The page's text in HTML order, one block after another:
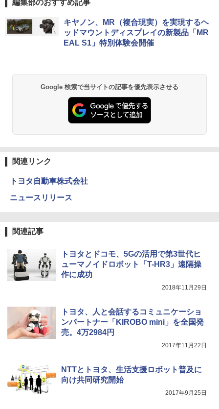
編集部のおすすめ記事
キヤノン、MR（複合現実）を実現するヘ
ッドマウントディスプレイの新製品「MR
EAL S1」特別体験会開催
Google 検索で当サイトの記事を優先表示させる
関連リンク
トヨタ自動車株式会社
ニュースリリース
関連記事
トヨタとドコモ、5Gの活用で第3世代ヒ
ューマノイドロボット「T-HR3」遠隔操
作に成功
2018年11月29日
トヨタ、人と会話するコミュニケーショ
ンパートナー「KIROBO mini」を全国発
売。4万2984円
2017年11月22日
NTTとトヨタ、生活支援ロボット普及に
向け共同研究開始
2017年9月25日